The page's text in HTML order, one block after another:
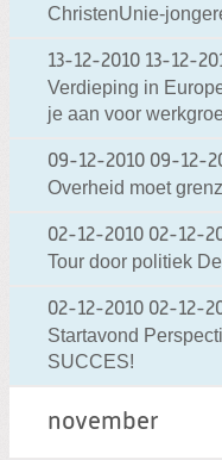
ChristenUnie-
13-12-2010 13-12-
Verdieping in
je aan voor
09-12-2010 09-12-
Overheid moet
02-12-2010 02-12-
Tour door politiek
02-12-2010 02-12-
Startavond
SUCCES!
november